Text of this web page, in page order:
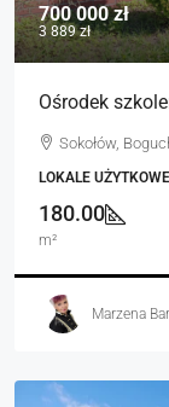
700 000 zł
3 889 zł
Ośrodek
Sokołów,
LOKALE
180.00
m²
Marzena